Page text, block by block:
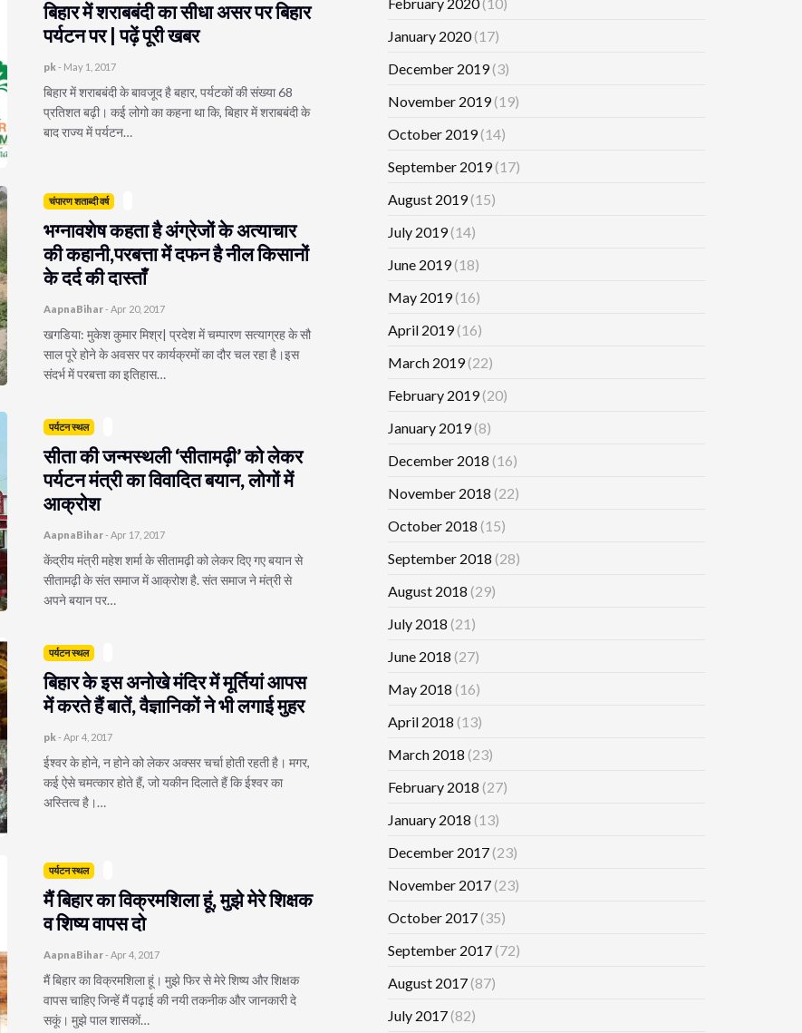
बिहार में शराबबंदी का सीधा असर पर बिहार
पर्यटन पर | पढ़ें पूरी खबर
pk- May 1, 2017
बिहार में शराबबंदी के बावजूद है बहार, पर्यटकों की संख्या 68
प्रतिशत बढ़ी। कई लोगो का कहना था कि, बिहार में शराबबंदी के
बाद राज्य में पर्यटन…
चंपारण शताब्दी वर्ष
भग्नावशेष कहता है अंग्रेजों के अत्याचार
की कहानी,परबत्ता में दफन है नील किसानों
के दर्द की दास्ताँ
AapnaBihar- Apr 20, 2017
खगडिया: मुकेश कुमार मिश्र| प्रदेश में चम्पारण सत्याग्रह के सौ
साल पूरे होने के अवसर पर कार्यक्रमों का दौर चल रहा है।इस
संदर्भ में परबत्ता का इतिहास…
पर्यटन स्थल
सीता की जन्मस्थली ‘सीतामढ़ी’ को लेकर
पर्यटन मंत्री का विवादित बयान, लोगों में
आक्रोश
AapnaBihar- Apr 17, 2017
केंद्रीय मंत्री महेश शर्मा के सीतामढ़ी को लेकर दिए गए बयान से
सीतामढ़ी के संत समाज में आक्रोश है. संत समाज ने मंत्री से
अपने बयान पर…
पर्यटन स्थल
बिहार के इस अनोखे मंदिर में मूर्तियां आपस
में करते हैं बातें, वैज्ञानिकों ने भी लगाई मुहर
pk- Apr 4, 2017
ईश्वर के होने, न होने को लेकर अक्सर चर्चा होती रहती है। मगर,
कई ऐसे चमत्कार होते हैं, जो यकीन दिलाते हैं कि ईश्वर का
अस्तित्व है।…
पर्यटन स्थल
मैं बिहार का विक्रमशिला हूं, मुझे मेरे शिक्षक
व शिष्य वापस दो
AapnaBihar- Apr 4, 2017
मैं बिहार का विक्रमशिला हूं। मुझे फिर से मेरे शिष्य और शिक्षक
वापस चाहिए जिन्हें मैं पढ़ाई की नयी तकनीक और जानकारी दे
सकूं। मुझे पाल शासकों…
January 2020(17)
December 2019(3)
November 2019(19)
October 2019(14)
September 2019(17)
August 2019(15)
July 2019(14)
June 2019(18)
May 2019(16)
April 2019(16)
March 2019(22)
February 2019(20)
January 2019(8)
December 2018 (16)
November 2018 (22)
October 2018 (15)
September 2018 (28)
August 2018 (29)
July 2018 (21)
June 2018 (27)
May 2018 (16)
April 2018 (13)
March 2018 (23)
February 2018 (27)
January 2018 (13)
December 2017(23)
November 2017(23)
October 2017(35)
September 2017(72)
August 2017(87)
July 2017(82)